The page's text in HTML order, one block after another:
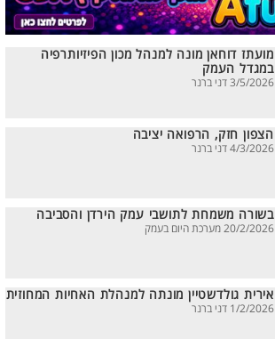
מועתז דוחאן מונה למנהל מכון הפיזיותרפיה
במגדל העמק
3/5/2026 דני ברנר
הצפון חזק, הרפואה יציבה
4/3/2026 דני ברנר
בשורה משמחת לתושבי עמק הירדן והסביבה
20/2/2026 מערכת היום בעמק
אירית גולדשטיין מונתה למנהלת האחיות המחוזית
1/2/2026 דני ברנר